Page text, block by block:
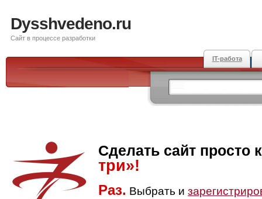
Dysshvedeno.ru
Сайт в процессе разработки
IT-работа
Сделать сайт просто
три»!
Раз. Выбрать и